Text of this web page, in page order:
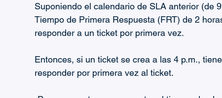
Suponiendo el calendario de SLA anterior (de
Tiempo de Primera Respuesta (FRT) de 2
responder a un ticket por primera vez.
Entonces, si un ticket se crea a las 4 p.m.,
responder por primera vez al ticket.